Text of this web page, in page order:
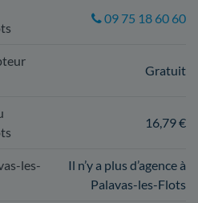
09 75 18 60 60
Gratuit
16,79 €
les-
Il n’y a plus d’agence à
Palavas-les-Flots